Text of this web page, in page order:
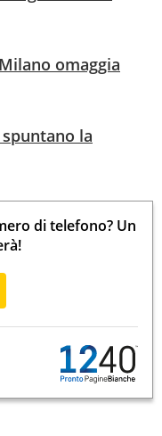
omaggia
la
di telefono? Un